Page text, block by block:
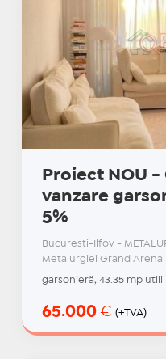
Proiect NOU -
vanzare
5%
Bucuresti-Ilfov -
Metalurgiei Grand Arena
garsonieră, 43.35 mp utili
65.000 € (+TVA)